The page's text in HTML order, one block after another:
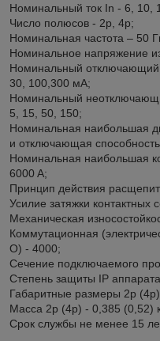
Номинальный ток In - 6, 10,
Число полюсов - 2р, 4р;
Номинальная частота – 50
Номинальное напряжение
Номинальный
30, 100,300 мА;
Номинальный
5, 15, 50, 150;
Номинальная наибольшая
и отключающая
Номинальная наибольшая
6000 A;
Принцип действия
Усилие затяжки
Механическая
Коммутационная
О) - 4000;
Сечение подключаемого
Степень защиты IP
Габаритные размеры 2р
Масса 2р (4р) - 0,385 (0,52)
Срок службы не менее 15